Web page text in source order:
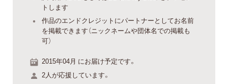
トします
作品のエンドクレジットにパートナーとしてお名前
を掲載できます（ニックネームや団体名での掲載も
可）
2015年04月 にお届け予定です。
2人が応援しています。